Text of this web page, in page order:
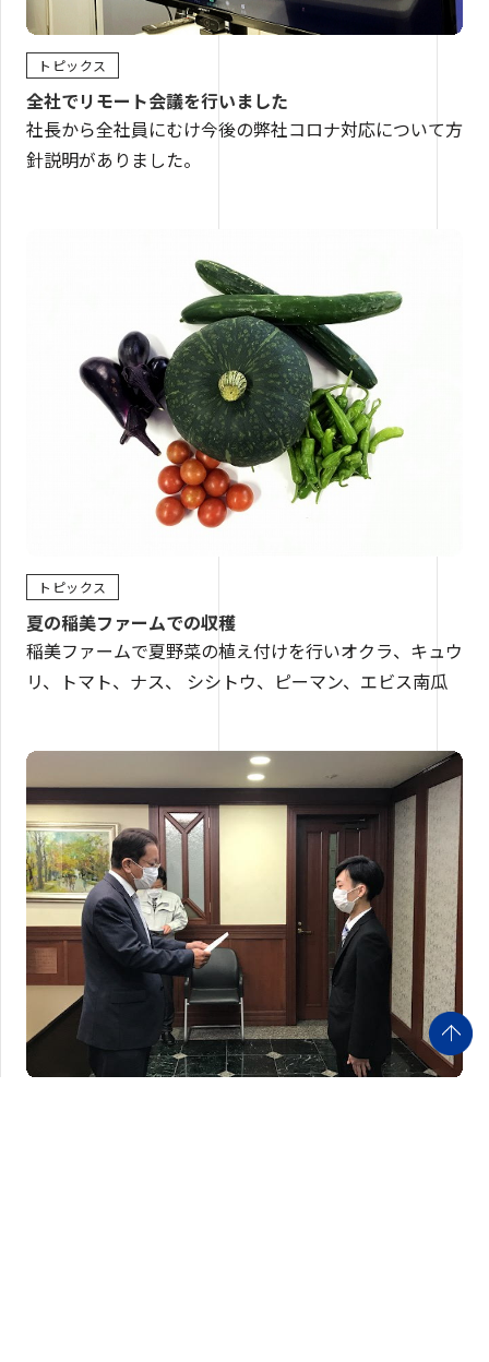
トピックス
全社でリモート会議を行いました
社長から全社員にむけ今後の弊社コロナ対応について方
針説明がありました。
トピックス
夏の稲美ファームでの収穫
稲美ファームで夏野菜の植え付けを行いオクラ、キュウ
リ、トマト、ナス、 シシトウ、ピーマン、エビス南瓜